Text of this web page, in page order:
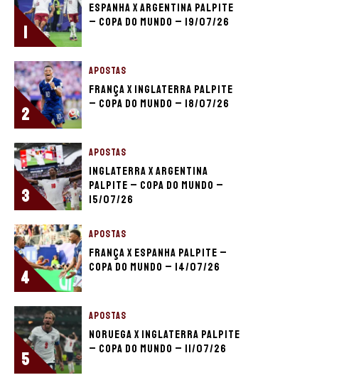
1
Espanha x Argentina palpite
– Copa do Mundo – 19/07/26
2
APOSTAS
França x Inglaterra palpite
– Copa do Mundo – 18/07/26
3
APOSTAS
Inglaterra x Argentina
palpite – Copa do Mundo –
15/07/26
4
APOSTAS
França x Espanha palpite –
Copa do Mundo – 14/07/26
5
APOSTAS
Noruega x Inglaterra palpite
– Copa do Mundo – 11/07/26